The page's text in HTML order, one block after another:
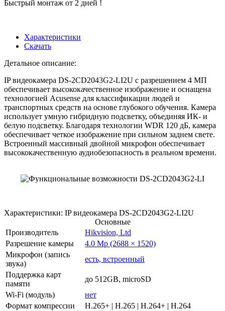
Быстрый монтаж от 2 дней !
Характеристики
Скачать
Детальное описание:
IP видеокамера DS-2CD2043G2-LI2U с разрешением 4 МП
обеспечивает высококачественное изображение и оснащена
технологией Acusense для классификации людей и
транспортных средств на основе глубокого обучения. Камера
использует умную гибридную подсветку, объединяя ИК- и
белую подсветку. Благодаря технологии WDR 120 дБ, камера
обеспечивает четкое изображение при сильном заднем свете.
Встроенный массивный двойной микрофон обеспечивает
высококачественную аудиобезопасность в реальном времени.
Характеристики: IP видеокамера DS-2CD2043G2-LI2U
Основные
Производитель
Hikvision, Ltd
Разрешение камеры
4.0 Mp (2688 × 1520)
Микрофон (запись
звука)
есть, встроенный
Поддержка карт
памяти
до 512GB, microSD
Wi-Fi (модуль)
нет
Формат компрессии
H.265+ | H.265 | H.264+ | H.264